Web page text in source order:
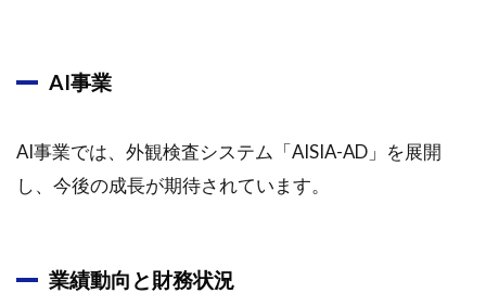
AI事業
AI事業では、外観検査システム「AISIA-AD」を展開
し、今後の成長が期待されています。
業績動向と財務状況